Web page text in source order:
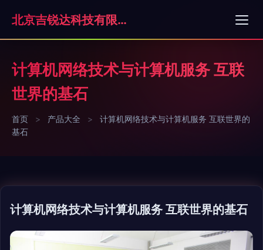
北京吉锐达科技有限公司
计算机网络技术与计算机服务 互联
世界的基石
首页 > 产品大全 >
计算机网络技术与计算机服务 互联世界的
基石
计算机网络技术与计算机服务 互联世界的基石